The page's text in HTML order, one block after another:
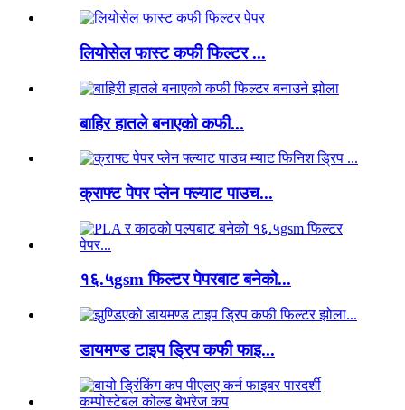
लियोसेल फास्ट कफी फिल्टर ...
बाहिर हातले बनाएको कफी...
क्राफ्ट पेपर प्लेन फ्ल्याट पाउच...
१६.५gsm फिल्टर पेपरबाट बनेको...
डायमण्ड टाइप ड्रिप कफी फाइ...